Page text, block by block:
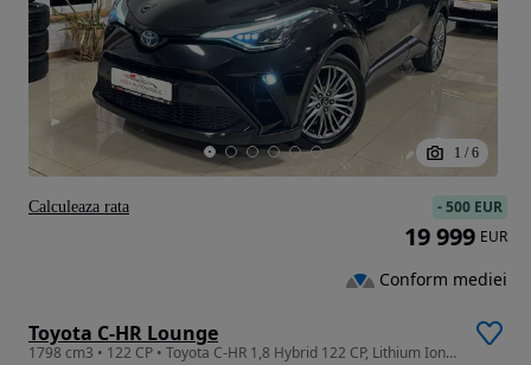
1 / 6
Toyota C-HR Lounge
1798 cm3 • 122 CP • Toyota C-HR 1,8 Hybrid 122 CP, Lithium Ion,Top Dotări,Garantie, Rate
-500 EUR
19 999 EUR
Conform mediei
Calculeaza rata